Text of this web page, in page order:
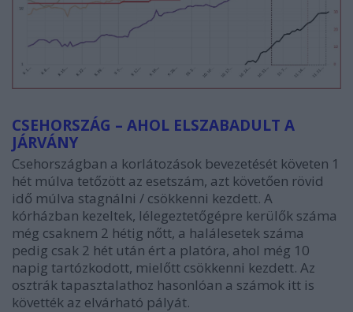
CSEHORSZÁG – AHOL ELSZABADULT A
JÁRVÁNY
Csehországban a korlátozások bevezetését követen 1
hét múlva tetőzött az esetszám, azt követően rövid
idő múlva stagnálni / csökkenni kezdett. A
kórházban kezeltek, lélegeztetőgépre kerülők száma
még csaknem 2 hétig nőtt, a halálesetek száma
pedig csak 2 hét után ért a platóra, ahol még 10
napig tartózkodott, mielőtt csökkenni kezdett. Az
osztrák tapasztalathoz hasonlóan a számok itt is
követték az elvárható pályát.